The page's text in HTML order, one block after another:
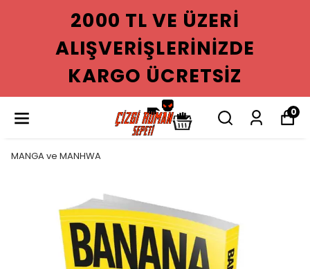
2000 TL VE ÜZERI
ALIŞVERIŞLERINIZDE
KARGO ÜCRETSIZ
0
MANGA ve MANHWA